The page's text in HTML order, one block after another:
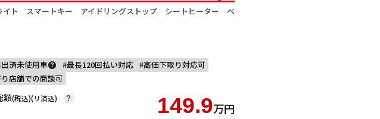
イト スマートキー アイドリングストップ シートヒーター ベ
済未使用車 ? 最長120回払い対応
高価下取り対応可
店舗での商談可
額(税込)(リ済込) 149.9万円
?